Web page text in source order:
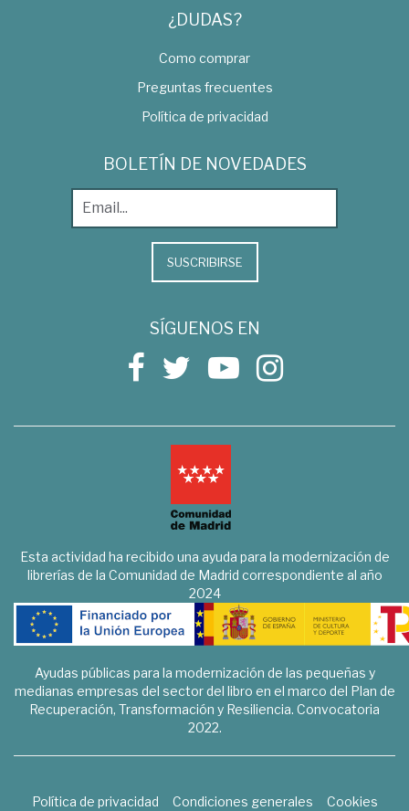
¿DUDAS?
Como comprar
Preguntas frecuentes
Política de privacidad
BOLETÍN DE NOVEDADES
SUSCRIBIRSE
SÍGUENOS EN
Esta actividad ha recibido una ayuda para la modernización de
librerías de la Comunidad de Madrid correspondiente al año
2024
Ayudas públicas para la modernización de las pequeñas y
medianas empresas del sector del libro en el marco del Plan de
Recuperación, Transformación y Resiliencia. Convocatoria
2022.
Política de privacidad Condiciones generales
Cookies